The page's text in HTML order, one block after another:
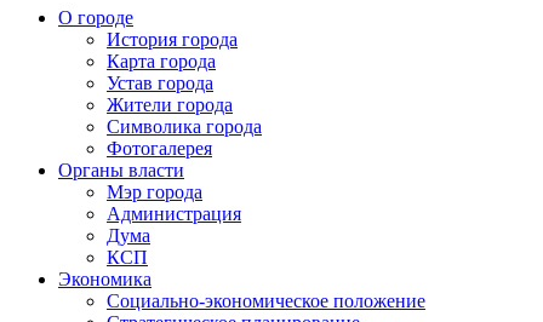
О городе
История города
Карта города
Устав города
Жители города
Символика города
Фотогалерея
Органы власти
Мэр города
Администрация
Дума
КСП
Экономика
Социально-экономическое положение